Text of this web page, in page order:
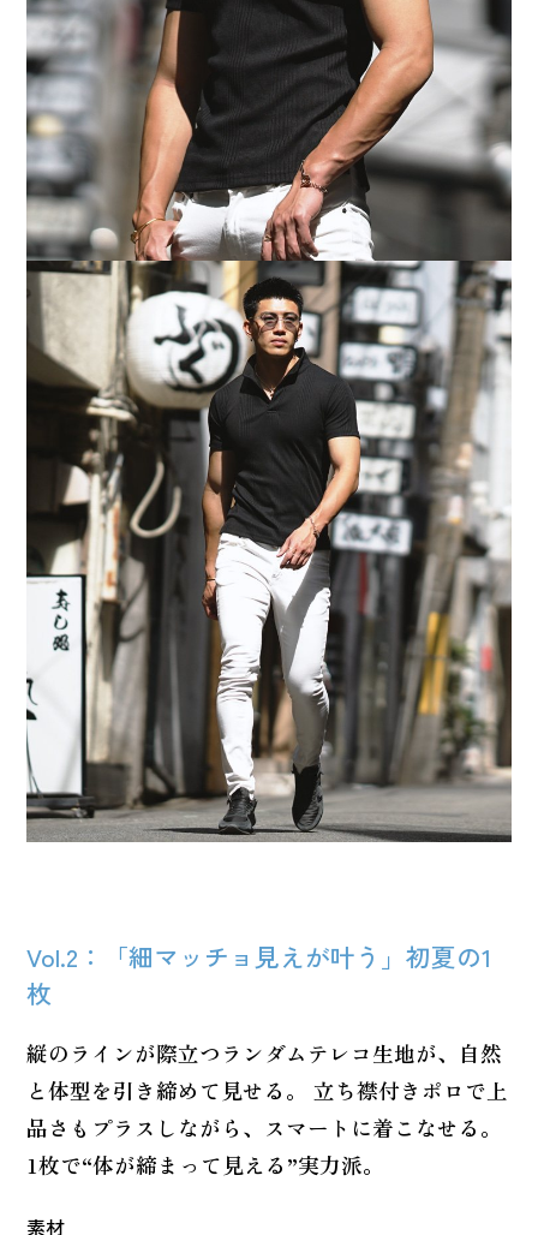
Vol.2：「細マッチョ見えが叶う」初夏の1
枚
縦のラインが際立つランダムテレコ生地が、自然
と体型を引き締めて見せる。 立ち襟付きポロで上
品さもプラスしながら、スマートに着こなせる。
1枚で“体が締まって見える”実力派。
素材